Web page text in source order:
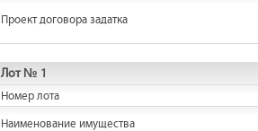
Проект договора задатка
Лот № 1
Номер лота
Наименование имущества